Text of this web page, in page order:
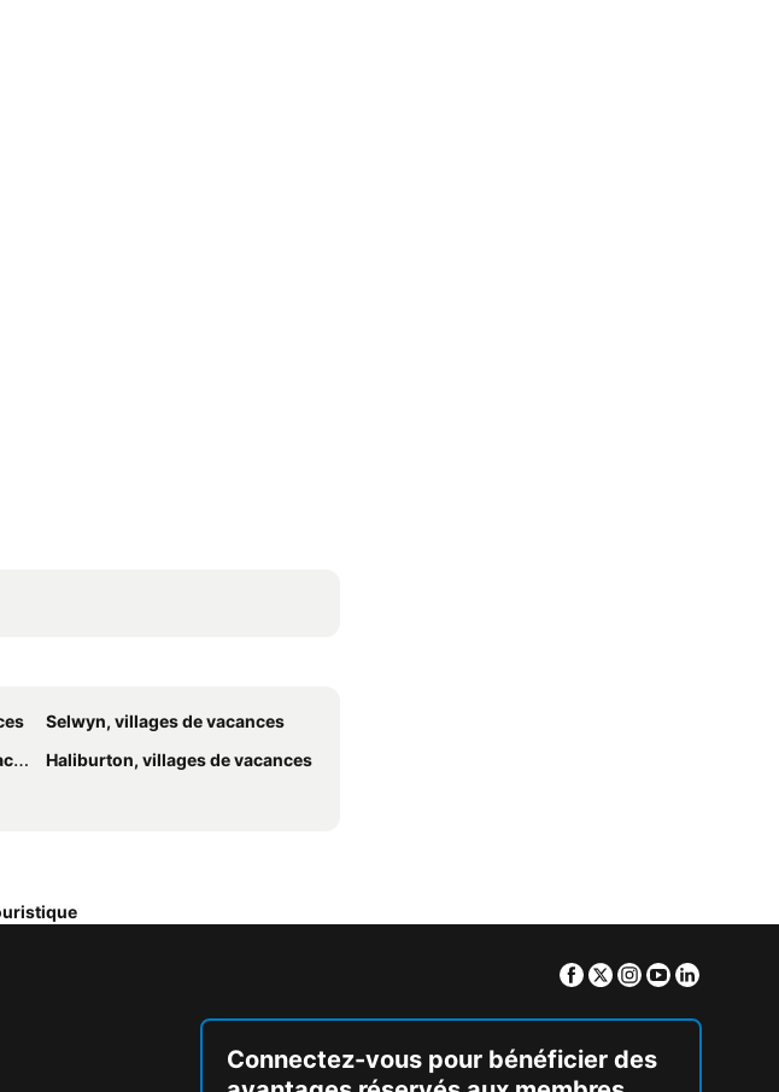
Selwyn, villages de vacances
Haliburton, villages de vacances
Facebook
TwitterInstagram
Youtube
Connectez-vous pour bénéficier des